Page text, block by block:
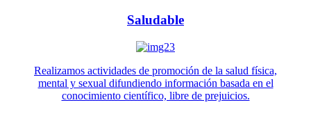
Saludable
Realizamos actividades de promoción de la salud física,
mental y sexual difundiendo información basada en el
conocimiento científico, libre de prejuicios.